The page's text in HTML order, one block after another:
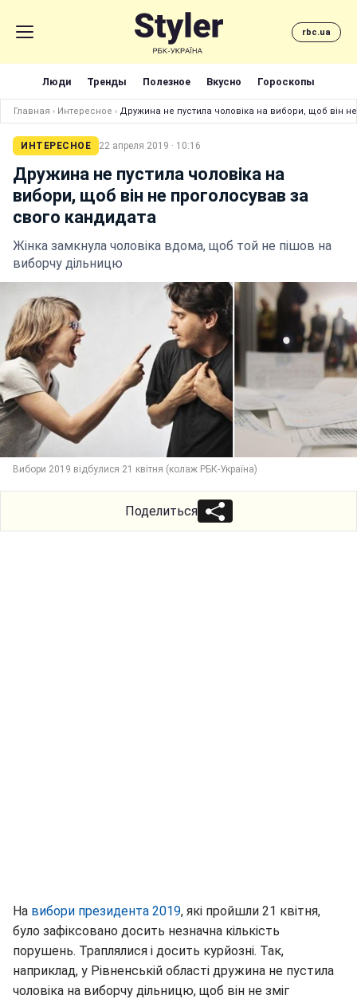
rbc.ua
Люди Тренды Полезное Вкусно Гороскопы
Главная › Интересное › Дружина не пустила чоловіка на вибори, щоб він
ИНТЕРЕСНОЕ 22 апреля 2019 · 10:16
Дружина не пустила чоловіка на
вибори, щоб він не проголосував за
свого кандидата
Жінка замкнула чоловіка вдома, щоб той не пішов на
виборчу дільницю
Вибори 2019 відбулися 21 квітня (колаж РБК-Україна)
Поделиться
На вибори президента 2019, які пройшли 21 квітня,
було зафіксовано досить незначна кількість
порушень. Траплялися і досить курйозні. Так,
наприклад, у Рівненській області дружина не пустила
чоловіка на виборчу дільницю, щоб він не зміг